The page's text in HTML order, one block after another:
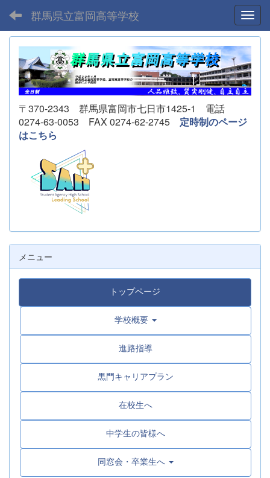
群馬県立富岡高等学校
〒370-2343 群馬県富岡市七日市1425-1 電話
0274-63-0053 FAX 0274-62-2745 定時制のページ
はこちら
メニュー
トップページ
学校概要
進路指導
黒門キャリアプラン
在校生へ
中学生の皆様へ
同窓会・卒業生へ